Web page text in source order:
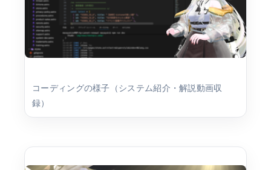
コーディングの様子（システム紹介・解説動画収
録）